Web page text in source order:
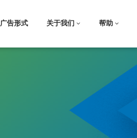
广告形式 关于我们 帮助